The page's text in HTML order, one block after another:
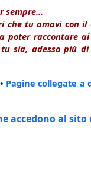
sempre...
tu amavi con
poter raccontare
sia, adesso più
Pagine collegate a
accedono al